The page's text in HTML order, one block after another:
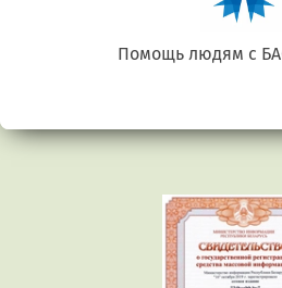
Беларусь.
Предыдущий